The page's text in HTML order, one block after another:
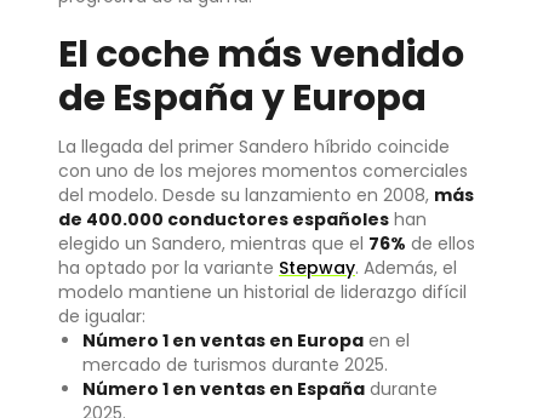
El coche más vendido
de España y Europa
La llegada del primer Sandero híbrido coincide
con uno de los mejores momentos comerciales
del modelo. Desde su lanzamiento en 2008, más
de 400.000 conductores españoles han
elegido un Sandero, mientras que el 76% de ellos
ha optado por la variante Stepway. Además, el
modelo mantiene un historial de liderazgo difícil
de igualar:
Número 1 en ventas en Europa en el
mercado de turismos durante 2025.
Número 1 en ventas en España durante
2025.